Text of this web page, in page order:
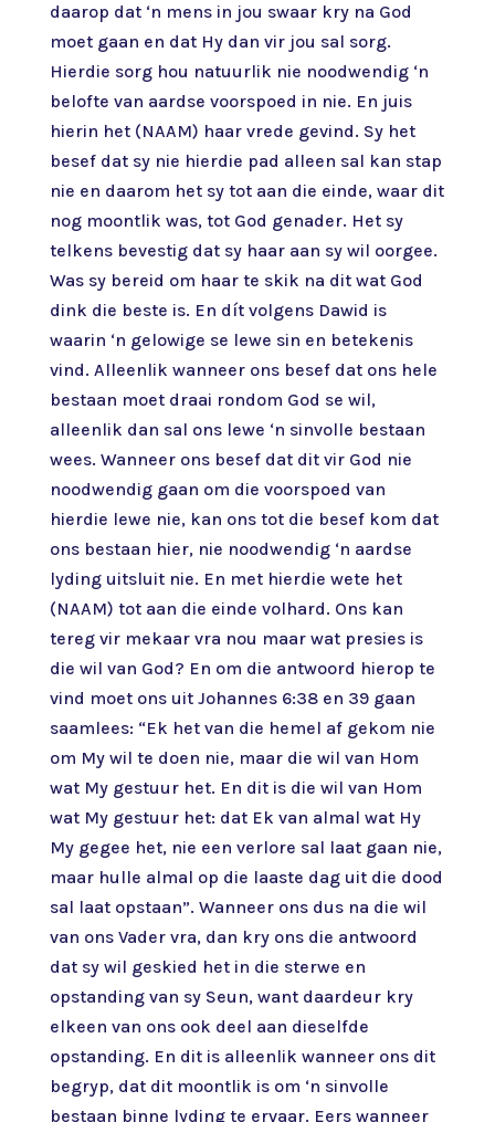
daarop dat ‘n mens in jou swaar kry na God
moet gaan en dat Hy dan vir jou sal sorg.
Hierdie sorg hou natuurlik nie noodwendig ‘n
belofte van aardse voorspoed in nie. En juis
hierin het (NAAM) haar vrede gevind. Sy het
besef dat sy nie hierdie pad alleen sal kan stap
nie en daarom het sy tot aan die einde, waar dit
nog moontlik was, tot God genader. Het sy
telkens bevestig dat sy haar aan sy wil oorgee.
Was sy bereid om haar te skik na dit wat God
dink die beste is. En dít volgens Dawid is
waarin ‘n gelowige se lewe sin en betekenis
vind. Alleenlik wanneer ons besef dat ons hele
bestaan moet draai rondom God se wil,
alleenlik dan sal ons lewe ‘n sinvolle bestaan
wees. Wanneer ons besef dat dit vir God nie
noodwendig gaan om die voorspoed van
hierdie lewe nie, kan ons tot die besef kom dat
ons bestaan hier, nie noodwendig ‘n aardse
lyding uitsluit nie. En met hierdie wete het
(NAAM) tot aan die einde volhard. Ons kan
tereg vir mekaar vra nou maar wat presies is
die wil van God? En om die antwoord hierop te
vind moet ons uit Johannes 6:38 en 39 gaan
saamlees: “Ek het van die hemel af gekom nie
om My wil te doen nie, maar die wil van Hom
wat My gestuur het. En dit is die wil van Hom
wat My gestuur het: dat Ek van almal wat Hy
My gegee het, nie een verlore sal laat gaan nie,
maar hulle almal op die laaste dag uit die dood
sal laat opstaan”. Wanneer ons dus na die wil
van ons Vader vra, dan kry ons die antwoord
dat sy wil geskied het in die sterwe en
opstanding van sy Seun, want daardeur kry
elkeen van ons ook deel aan dieselfde
opstanding. En dit is alleenlik wanneer ons dit
begryp, dat dit moontlik is om ‘n sinvolle
bestaan binne lyding te ervaar. Eers wanneer